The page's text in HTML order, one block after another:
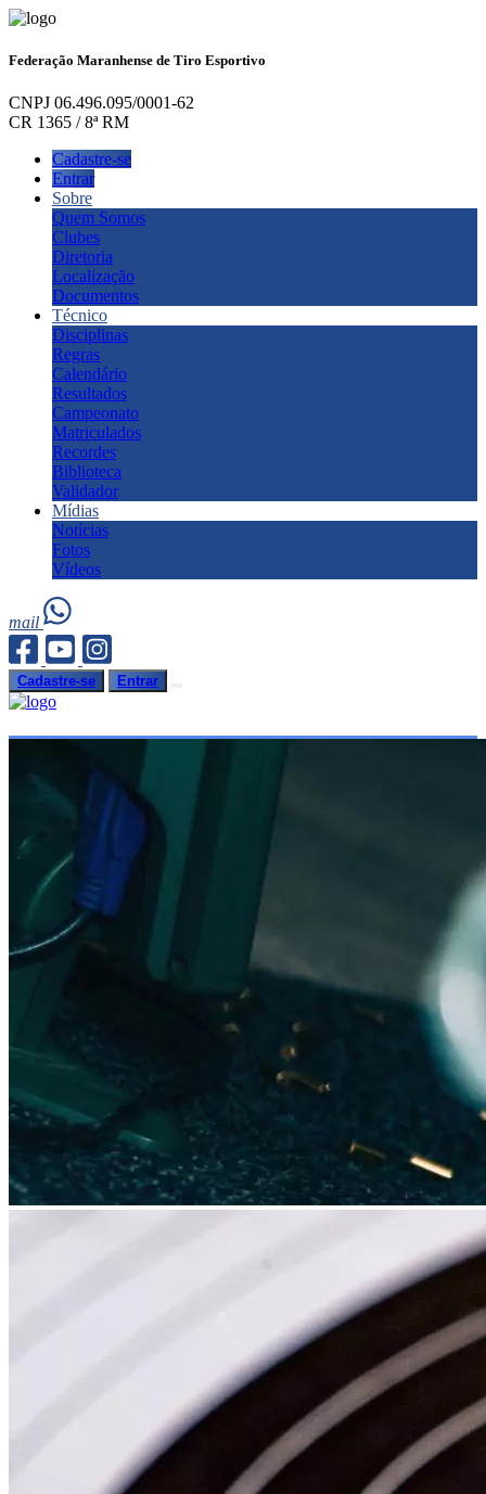
Federação Maranhense de Tiro Esportivo
CNPJ 06.496.095/0001-62
CR 1365 / 8ª RM
Cadastre-se
Entrar
Sobre
Quem Somos
Clubes
Diretoria
Localização
Documentos
Técnico
Disciplinas
Regras
Calendário
Resultados
Campeonato
Matriculados
Recordes
Biblioteca
Validador
Mídias
Notícias
Fotos
Vídeos
mail
Cadastre-se Entrar